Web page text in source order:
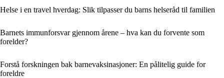
Helse i en travel hverdag: Slik tilpasser du barns helseråd til familien
Barnets immunforsvar gjennom årene – hva kan du forvente som
forelder?
Forstå forskningen bak barnevaksinasjoner: En pålitelig guide for
foreldre